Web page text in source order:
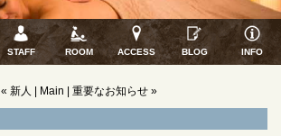
STAFF ROOM ACCESS BLOG INFO
« 新人 Main 重要なお知らせ »